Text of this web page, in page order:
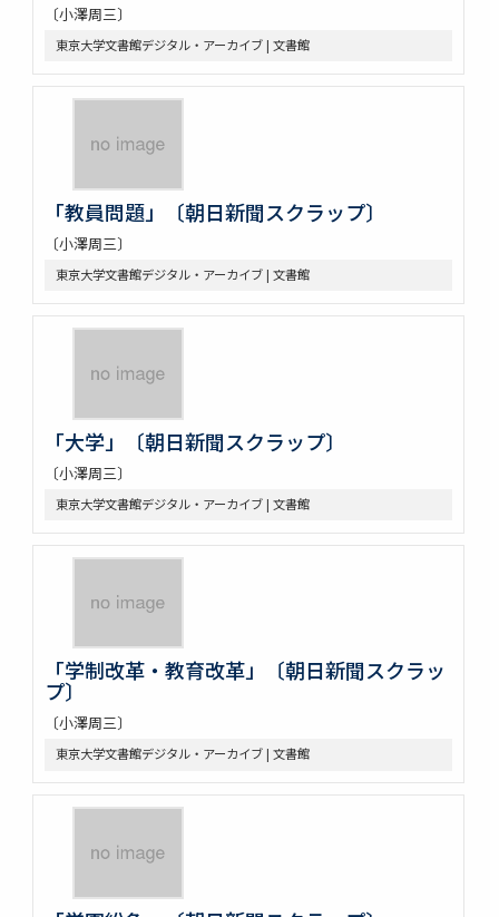
〔小澤周三〕
東京大学文書館デジタル・アーカイブ | 文書館
「教員問題」〔朝日新聞スクラップ〕
〔小澤周三〕
東京大学文書館デジタル・アーカイブ | 文書館
「大学」〔朝日新聞スクラップ〕
〔小澤周三〕
東京大学文書館デジタル・アーカイブ | 文書館
「学制改革・教育改革」〔朝日新聞スクラッ
プ〕
〔小澤周三〕
東京大学文書館デジタル・アーカイブ | 文書館